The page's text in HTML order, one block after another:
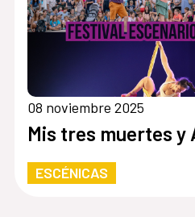
08 noviembre 2025
Mis tres muertes y
ESCÉNICAS